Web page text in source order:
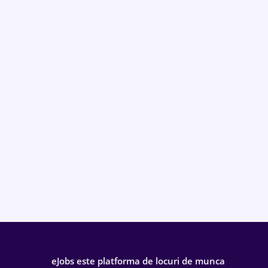
eJobs este platforma de locuri de munca